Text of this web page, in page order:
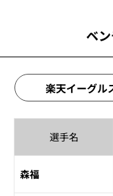
ベ
楽天イーグル
選手名
森福